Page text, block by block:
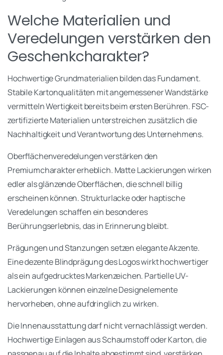
Welche Materialien und
Veredelungen verstärken den
Geschenkcharakter?
Hochwertige Grundmaterialien bilden das Fundament.
Stabile Kartonqualitäten mit angemessener Wandstärke
vermitteln Wertigkeit bereits beim ersten Berühren. FSC-
zertifizierte Materialien unterstreichen zusätzlich die
Nachhaltigkeit und Verantwortung des Unternehmens.
Oberflächenveredelungen verstärken den
Premiumcharakter erheblich. Matte Lackierungen wirken
edler als glänzende Oberflächen, die schnell billig
erscheinen können. Strukturlacke oder haptische
Veredelungen schaffen ein besonderes
Berührungserlebnis, das in Erinnerung bleibt.
Prägungen und Stanzungen setzen elegante Akzente.
Eine dezente Blindprägung des Logos wirkt hochwertiger
als ein aufgedrucktes Markenzeichen. Partielle UV-
Lackierungen können einzelne Designelemente
hervorheben, ohne aufdringlich zu wirken.
Die Innenausstattung darf nicht vernachlässigt werden.
Hochwertige Einlagen aus Schaumstoff oder Karton, die